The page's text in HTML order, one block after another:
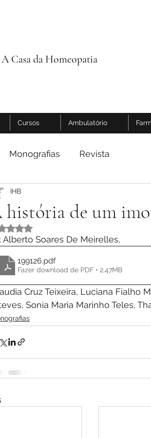
A Casa da Homeopatia
Cursos Ambulatório
Monografias Revista
história de um
IHB
Avaliado com NaN de 5 estrelas.
Alberto Soares De Meirelles,
199126.pdf
Fazer download de PDF • 2.47MB
Sonia Maria Marinho Teles,